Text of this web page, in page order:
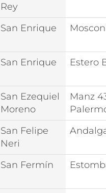
Rey
San Enrique
San Enrique Estero
San Ezequiel
Moreno
Manz
San Felipe
Neri
San Fermín